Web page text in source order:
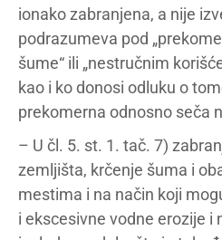
ionako zabranjena, a nije
podrazumeva pod
šume“ ili „nestručnim
kao i ko donosi odluku o
prekomerna odnosno seča
– U čl. 5. st. 1. tač. 7)
zemljišta, krčenje šuma i
mestima i na način koji
i ekscesivne vodne erozije i